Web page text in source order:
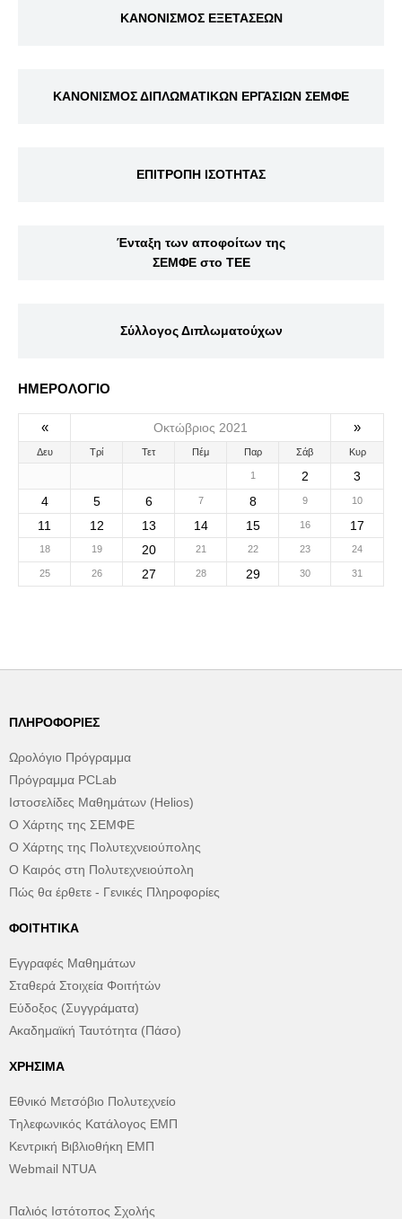
ΚΑΝΟΝΙΣΜΟΣ ΕΞΕΤΑΣΕΩΝ
ΚΑΝΟΝΙΣΜΟΣ ΔΙΠΛΩΜΑΤΙΚΩΝ ΕΡΓΑΣΙΩΝ ΣΕΜΦΕ
ΕΠΙΤΡΟΠΗ ΙΣΟΤΗΤΑΣ
Ένταξη των αποφοίτων της
ΣΕΜΦΕ στο ΤΕΕ
Σύλλογος Διπλωματούχων
ΗΜΕΡΟΛΟΓΙΟ
« Οκτώβριος 2021 »
Δευ Τρί Τετ Πέμ Παρ Σάβ Κυρ
1 2
3
4
5 6 7 8 9 10
11 12 13 14 15 16 17
18 19 20 21 22 23 24
25 26 27 28 29 30 31
ΠΛΗΡΟΦΟΡΊΕΣ
Ωρολόγιο Πρόγραμμα
Πρόγραμμα PCLab
Ιστοσελίδες Μαθημάτων (Helios)
Ο Χάρτης της ΣΕΜΦΕ
Ο Χάρτης της Πολυτεχνειούπολης
Ο Καιρός στη Πολυτεχνειούπολη
Πώς θα έρθετε - Γενικές Πληροφορίες
ΦΟΙΤΗΤΙΚΆ
Εγγραφές Μαθημάτων
Σταθερά Στοιχεία Φοιτήτών
Εύδοξος (Συγγράματα)
Ακαδημαϊκή Ταυτότητα (Πάσο)
ΧΡΉΣΙΜΑ
Εθνικό Μετσόβιο Πολυτεχνείο
Τηλεφωνικός Κατάλογος ΕΜΠ
Κεντρική Βιβλιοθήκη ΕΜΠ
Webmail NTUA
Παλιός Ιστότοπος Σχολής